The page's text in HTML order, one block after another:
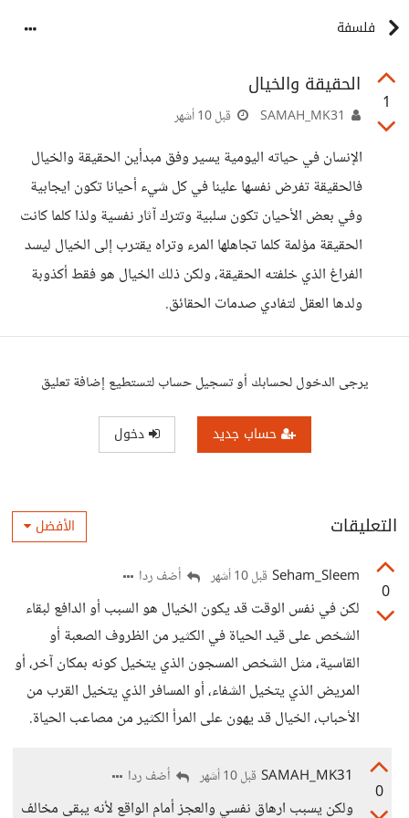
فلسفة
1
الحقيقة والخيال
قبل 10 أشهر
الإنسان في حياته اليومية يسير وفق مبدأين الحقيقة والخيال
فالحقيقة تفرض نفسها علينا في كل شيء أحيانا تكون ايجابية
وفي بعض الأحيان تكون سلبية وتترك آثار نفسية ولذا كلما كانت
الحقيقة مؤلمة كلما تجاهلها المرء وتراه يقترب إلى الخيال ليسد
الفراغ الذي خلفته الحقيقة، ولكن ذلك الخيال هو فقط أكذوبة
ولدها العقل لتفادي صدمات الحقائق.
يرجى الدخول لحسابك أو تسجيل حساب لتستطيع إضافة تعليق
حساب جديد دخول
التعليقات الأفضل
0
Seham_Sleem قبل 10 أشهر أضف ردا
لكن في نفس الوقت قد يكون الخيال هو السبب أو الدافع لبقاء
الشخص على قيد الحياة في الكثير من الظروف الصعبة أو
القاسية، مثل الشخص المسجون الذي يتخيل كونه بمكان آخر، أو
المريض الذي يتخيل الشفاء، أو المسافر الذي يتخيل القرب من
الأحباب، الخيال قد يهون على المرأ الكثير من مصاعب الحياة.
0
SAMAH_MK31 قبل 10 أشهر أضف ردا
ولكن يسبب ارهاق نفسي والعجز أمام الواقع لأنه يبقى مخالف